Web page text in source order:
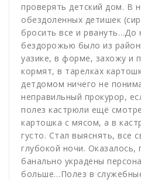
проверять детский дом. В
обездоленных детишек
бросить все и рвануть…До
бездорожью было из
уазике, в форме, захожу и
кормят, в тарелках
детдомом ничего не
неправильный прокурор,
полез кастрюли ещё
картошка с мясом, а в
густо. Стал выяснять, все
глубокой ночи.
банально украдены
больше…Полез в